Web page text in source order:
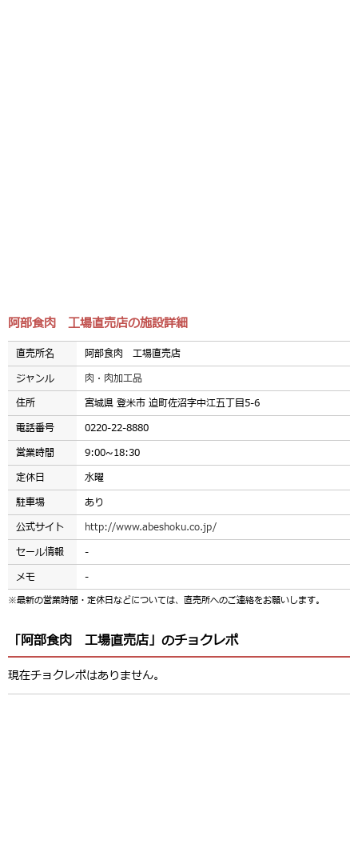
阿部食肉 工場直売店の施設詳細
直売所名
阿部食肉 工場直売店
ジャンル
肉・肉加工品
住所
宮城県 登米市 迫町佐沼字中江五丁目5-6
電話番号
0220-22-8880
営業時間
9:00~18:30
定休日
水曜
駐車場
あり
公式サイト
http://www.abeshoku.co.jp/
セール情報
-
メモ
-
※最新の営業時間・定休日などについては、直売所へのご連絡をお願いします。
「阿部食肉 工場直売店」のチョクレポ
現在チョクレポはありません。